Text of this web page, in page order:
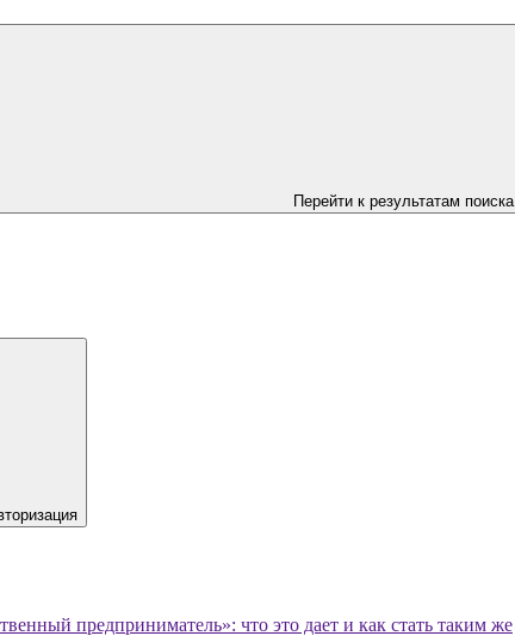
Перейти к результатам поиска
предприниматель»: что это дает и как стать таким же